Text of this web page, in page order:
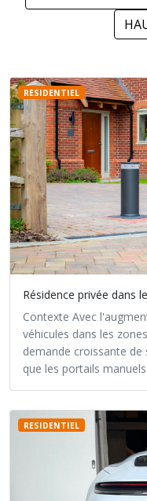
RESIDENTIEL
Résidence privée dans
Contexte Avec
véhicules dans les
demande croissante
que les portails
RESIDENTIEL